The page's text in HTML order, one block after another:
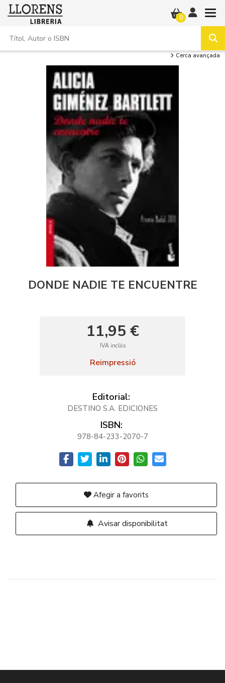
Cerca avançada
0
DONDE NADIE TE ENCUENTRE
11,95 €
IVA inclós
Reimpressió
Editorial:
DESTINO S.A. EDICIONES
ISBN:
978-84-233-2070-7
Afegir a favorits
Avisar disponibilitat